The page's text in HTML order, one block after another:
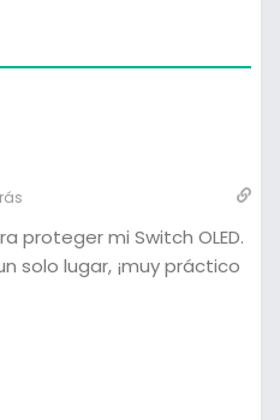
proteger mi Switch OLED.
solo lugar, ¡muy práctico